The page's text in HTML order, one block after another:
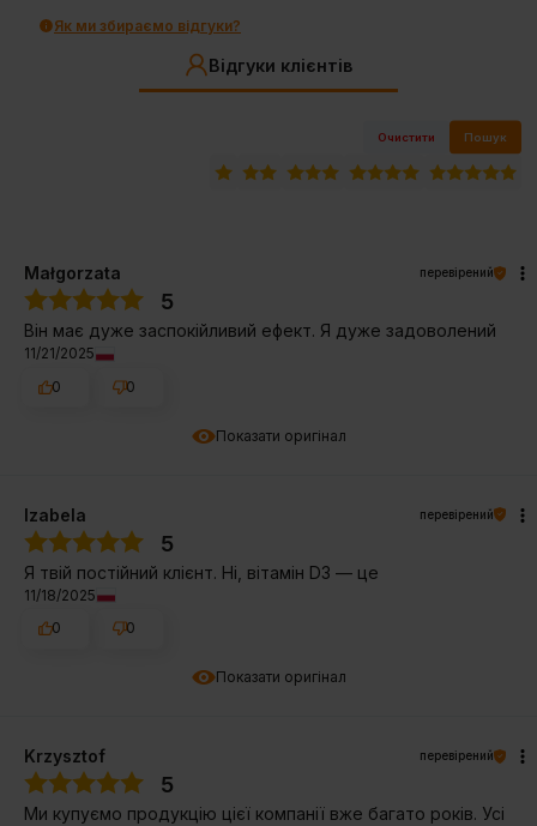
Як ми збираємо відгуки?
Відгуки клієнтів
Очистити Пошук
Показати оригінал
Małgorzata перевірений
5
Він має дуже заспокійливий ефект. Я дуже задоволений
11/21/2025
0
0
Показати оригінал
Izabela перевірений
5
Я твій постійний клієнт. Ні, вітамін D3 — це
11/18/2025
0
0
Krzysztof перевірений
5
Ми купуємо продукцію цієї компанії вже багато років. Усі